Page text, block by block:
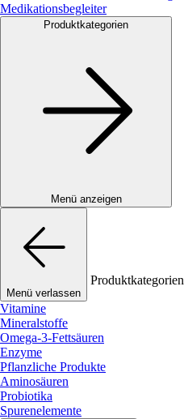
Medikationsbegleiter
Produktkategorien
Menü anzeigen
Menü verlassen
Produktkategorien
Vitamine
Mineralstoffe
Omega-3-Fettsäuren
Enzyme
Pflanzliche Produkte
Aminosäuren
Probiotika
Spurenelemente